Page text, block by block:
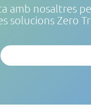
amb nosaltres
solucions Zero